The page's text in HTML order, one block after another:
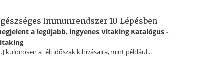
Immunrendszer 10 Lépésben
a legújabb, ingyenes Vitaking Katalógus -
különösen a téli időszak kihívásaira, mint például...